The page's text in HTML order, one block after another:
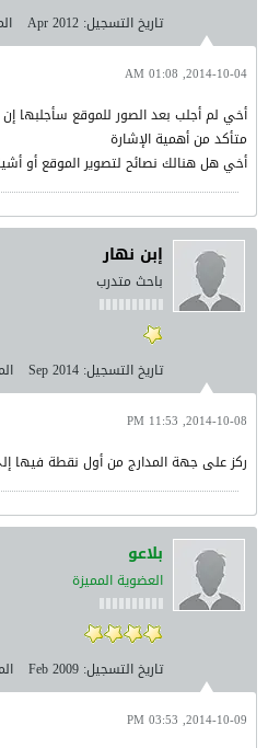
تاريخ التسجيل: Apr 2012
2014-10-04, 01:08 AM
أخي لم أجلب بعد الصور للموقع سأجلبها
متأكد من أهمية الإشارة
أخي هل هنالك نصائح لتصوير الموقع أو
إبن نهار
باحث متدرب
تاريخ التسجيل: Sep 2014
2014-10-08, 11:53 PM
ركز على جهة المدارج من أول نقطة فيها إلى حدود 60
بلاعو
العضوية المميزة
تاريخ التسجيل: Feb 2009
2014-10-09, 03:53 PM